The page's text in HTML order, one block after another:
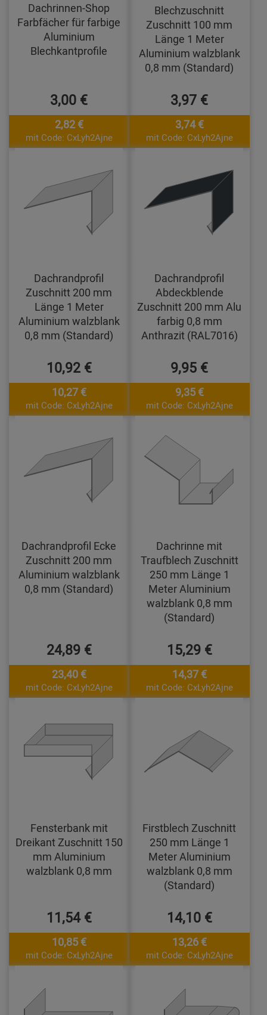
Dachrinnen-Shop
Farbfächer für farbige
Aluminium
Blechkantprofile
3,00 €
2,82 €
mit Code: CxLyh2Ajne
Blechzuschnitt
Zuschnitt 100 mm
Länge 1 Meter
Aluminium walzblank
0,8 mm (Standard)
3,97 €
3,74 €
mit Code: CxLyh2Ajne
Dachrandprofil
Zuschnitt 200 mm
Länge 1 Meter
Aluminium walzblank
0,8 mm (Standard)
10,92 €
10,27 €
mit Code: CxLyh2Ajne
Dachrandprofil
Abdeckblende
Zuschnitt 200 mm Alu
farbig 0,8 mm
Anthrazit (RAL7016)
9,95 €
9,35 €
mit Code: CxLyh2Ajne
Dachrandprofil Ecke
Zuschnitt 200 mm
Aluminium walzblank
0,8 mm (Standard)
24,89 €
23,40 €
mit Code: CxLyh2Ajne
Dachrinne mit
Traufblech Zuschnitt
250 mm Länge 1
Meter Aluminium
walzblank 0,8 mm
(Standard)
15,29 €
14,37 €
mit Code: CxLyh2Ajne
Fensterbank mit
Dreikant Zuschnitt 150
mm Aluminium
walzblank 0,8 mm
11,54 €
10,85 €
mit Code: CxLyh2Ajne
Firstblech Zuschnitt
250 mm Länge 1
Meter Aluminium
walzblank 0,8 mm
(Standard)
14,10 €
13,26 €
mit Code: CxLyh2Ajne